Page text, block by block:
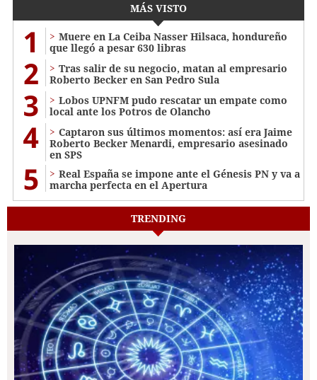
MÁS VISTO
1
Muere en La Ceiba Nasser Hilsaca, hondureño
que llegó a pesar 630 libras
2
Tras salir de su negocio, matan al empresario
Roberto Becker en San Pedro Sula
3
Lobos UPNFM pudo rescatar un empate como
local ante los Potros de Olancho
4
Captaron sus últimos momentos: así era Jaime
Roberto Becker Menardi​​​, empresario asesinado
en SPS
5
Real España se impone ante el Génesis PN y va a
marcha perfecta en el Apertura
TRENDING